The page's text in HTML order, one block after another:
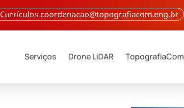
Currículos coordenacao@topografiacom.eng.br
Serviços Drone LiDAR TopografiaCom